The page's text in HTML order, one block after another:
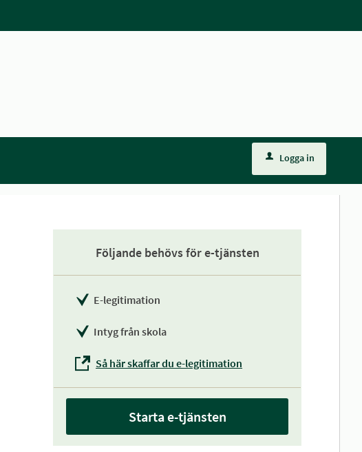
Logga in
Följande behövs för e-tjänsten
E-legitimation
Intyg från skola
Så här skaffar du e-legitimation
Starta e-tjänsten